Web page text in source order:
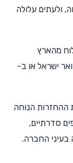
ולעתים עלולה
מהארץ
ישראל או ב-
ההחזרות הנוחה
סדרתיים,
החברה.